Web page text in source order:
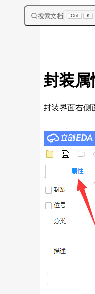
搜索文档 Ctrl K
封装属
封装界面右侧